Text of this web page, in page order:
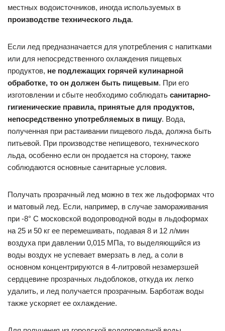
местных водоисточников, иногда используемых в
производстве технического льда.
Если лед предназначается для употребления с напитками
или для непосредственного охлаждения пищевых
продуктов, не подлежащих горячей кулинарной
обработке, то он должен быть пищевым. При его
изготовлении и сбыте необходимо соблюдать санитарно-
гигиенические правила, принятые для продуктов,
непосредственно употребляемых в пищу. Вода,
полученная при растаивании пищевого льда, должна быть
питьевой. При производстве непищевого, технического
льда, особенно если он продается на сторону, также
соблюдаются основные санитарные условия.
Получать прозрачный лед можно в тех же льдоформах что
и матовый лед. Если, например, в случае замораживания
при -8° С московской водопроводной воды в льдоформах
на 25 и 50 кг ее перемешивать, подавая 8 и 12 л/мин
воздуха при давлении 0,015 МПа, то выделяющийся из
воды воздух не успевает вмерзать в лед, а соли в
основном концентрируются в 4-литровой незамерзшей
сердцевине прозрачных льдоблоков, откуда их легко
удалить, и лед получается прозрачным. Барботаж воды
также ускоряет ее охлаждение.